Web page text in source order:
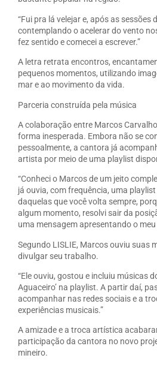
“Fui pra lá velejar e, após as sessões
contemplando o acelerar do vento
fez sentido e comecei a escrever.”
A letra retrata encontros,
pequenos momentos, utilizando
mar e ao movimento da vida.
Parceria construída pela música
A colaboração entre Marcos
forma inesperada. Embora não se
pessoalmente, a cantora já
artista por meio de uma playlist
“Conheci o Marcos de um jeito
já ouvia, com frequência, uma
daquelas que você volta sempre,
algum momento, resolvi sair da
uma mensagem apresentando o
Segundo LISLIE, Marcos ouviu suas
divulgar seu trabalho.
“Ele ouviu, gostou e incluiu músicas
Aguaceiro’ na playlist. A partir daí,
acompanhar nas redes sociais e a
experiências musicais.”
A amizade e a troca artística
participação da cantora no novo
mineiro.